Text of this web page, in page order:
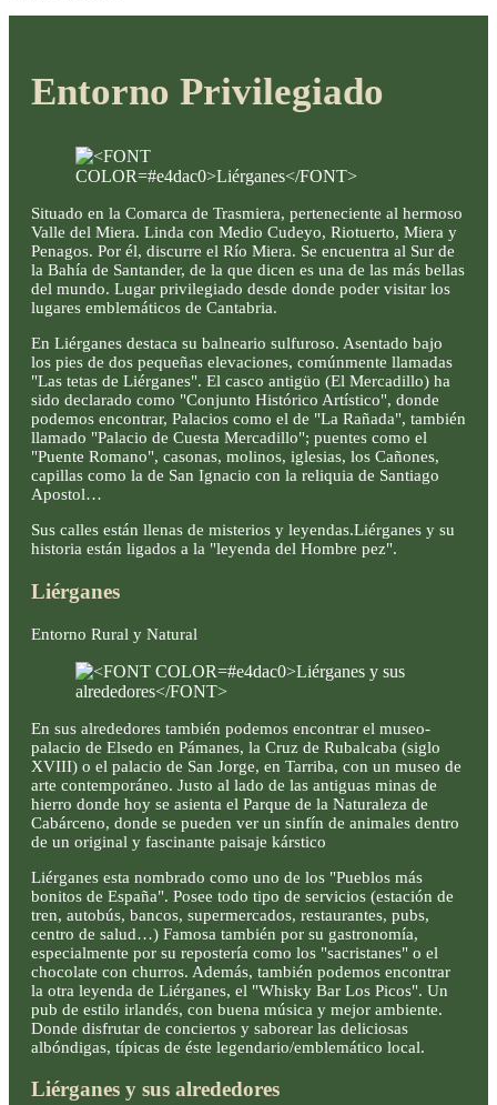
Entorno Privilegiado
Situado en la Comarca de Trasmiera, perteneciente al hermoso
Valle del Miera. Linda con Medio Cudeyo, Riotuerto, Miera y
Penagos. Por él, discurre el Río Miera. Se encuentra al Sur de
la Bahía de Santander, de la que dicen es una de las más bellas
del mundo. Lugar privilegiado desde donde poder visitar los
lugares emblemáticos de Cantabria.
En Liérganes destaca su balneario sulfuroso. Asentado bajo
los pies de dos pequeñas elevaciones, comúnmente llamadas
"Las tetas de Liérganes". El casco antigüo (El Mercadillo) ha
sido declarado como "Conjunto Histórico Artístico", donde
podemos encontrar, Palacios como el de "La Rañada", también
llamado "Palacio de Cuesta Mercadillo"; puentes como el
"Puente Romano", casonas, molinos, iglesias, los Cañones,
capillas como la de San Ignacio con la reliquia de Santiago
Apostol…
Sus calles están llenas de misterios y leyendas.Liérganes y su
historia están ligados a la "leyenda del Hombre pez".
Liérganes
Entorno Rural y Natural
En sus alrededores también podemos encontrar el museo-
palacio de Elsedo en Pámanes, la Cruz de Rubalcaba (siglo
XVIII) o el palacio de San Jorge, en Tarriba, con un museo de
arte contemporáneo. Justo al lado de las antiguas minas de
hierro donde hoy se asienta el Parque de la Naturaleza de
Cabárceno, donde se pueden ver un sinfín de animales dentro
de un original y fascinante paisaje kárstico
Liérganes esta nombrado como uno de los "Pueblos más
bonitos de España". Posee todo tipo de servicios (estación de
tren, autobús, bancos, supermercados, restaurantes, pubs,
centro de salud…) Famosa también por su gastronomía,
especialmente por su repostería como los "sacristanes" o el
chocolate con churros. Además, también podemos encontrar
la otra leyenda de Liérganes, el "Whisky Bar Los Picos". Un
pub de estilo irlandés, con buena música y mejor ambiente.
Donde disfrutar de conciertos y saborear las deliciosas
albóndigas, típicas de éste legendario/emblemático local.
Liérganes y sus alrededores